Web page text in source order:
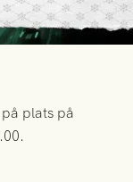
plats på